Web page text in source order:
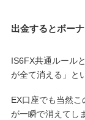
出金するとボー
IS6FX共通ルール
が全て消える」と
EX口座でも当然
が一瞬で消えてし